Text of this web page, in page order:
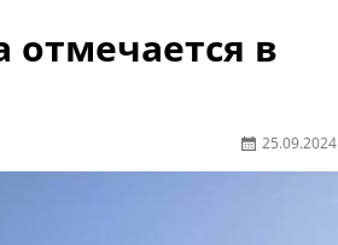
отмечается в
25.09.2024